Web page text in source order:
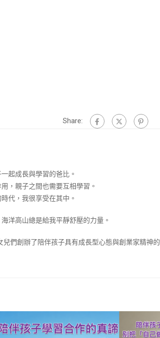
Share:
起成長與學習的爸比。
，親子之間也需要互相學習。
代，我很享受在其中。
洋高山總是給我平靜舒壓的力量。
兒們創辦了陪伴孩子具有成長型心態與創業家精神的